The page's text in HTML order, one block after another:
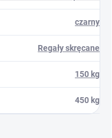
czarny
Regały skręcane
150 kg
450 kg